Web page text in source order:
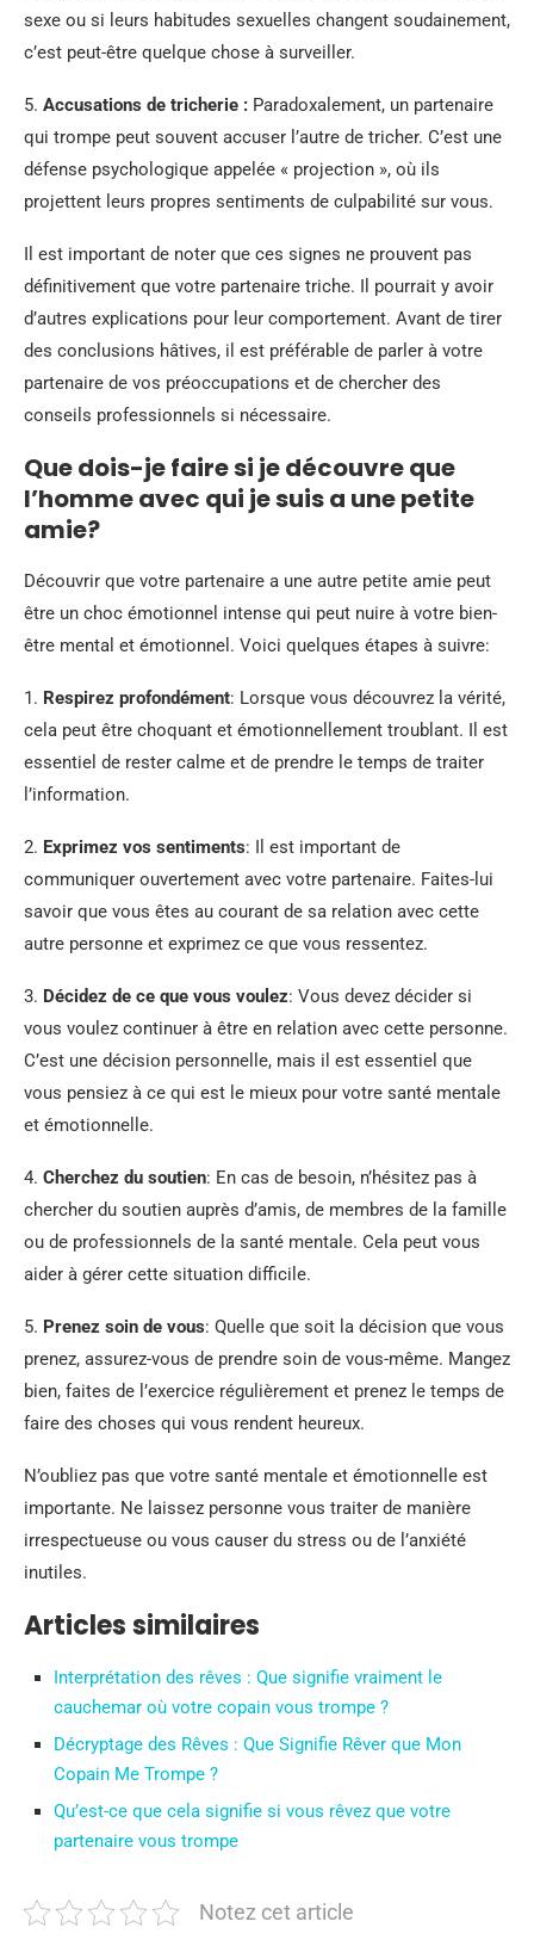
sexe ou si leurs habitudes sexuelles changent soudainement,
c’est peut-être quelque chose à surveiller.
5. Accusations de tricherie : Paradoxalement, un partenaire
qui trompe peut souvent accuser l’autre de tricher. C’est une
défense psychologique appelée « projection », où ils
projettent leurs propres sentiments de culpabilité sur vous.
Il est important de noter que ces signes ne prouvent pas
définitivement que votre partenaire triche. Il pourrait y avoir
d’autres explications pour leur comportement. Avant de tirer
des conclusions hâtives, il est préférable de parler à votre
partenaire de vos préoccupations et de chercher des
conseils professionnels si nécessaire.
Que dois-je faire si je découvre que
l’homme avec qui je suis a une petite
amie?
Découvrir que votre partenaire a une autre petite amie peut
être un choc émotionnel intense qui peut nuire à votre bien-
être mental et émotionnel. Voici quelques étapes à suivre:
1. Respirez profondément: Lorsque vous découvrez la vérité,
cela peut être choquant et émotionnellement troublant. Il est
essentiel de rester calme et de prendre le temps de traiter
l’information.
2. Exprimez vos sentiments: Il est important de
communiquer ouvertement avec votre partenaire. Faites-lui
savoir que vous êtes au courant de sa relation avec cette
autre personne et exprimez ce que vous ressentez.
3. Décidez de ce que vous voulez: Vous devez décider si
vous voulez continuer à être en relation avec cette personne.
C’est une décision personnelle, mais il est essentiel que
vous pensiez à ce qui est le mieux pour votre santé mentale
et émotionnelle.
4. Cherchez du soutien: En cas de besoin, n’hésitez pas à
chercher du soutien auprès d’amis, de membres de la famille
ou de professionnels de la santé mentale. Cela peut vous
aider à gérer cette situation difficile.
5. Prenez soin de vous: Quelle que soit la décision que vous
prenez, assurez-vous de prendre soin de vous-même. Mangez
bien, faites de l’exercice régulièrement et prenez le temps de
faire des choses qui vous rendent heureux.
N’oubliez pas que votre santé mentale et émotionnelle est
importante. Ne laissez personne vous traiter de manière
irrespectueuse ou vous causer du stress ou de l’anxiété
inutiles.
Articles similaires
Interprétation des rêves : Que signifie vraiment le
cauchemar où votre copain vous trompe ?
Décryptage des Rêves : Que Signifie Rêver que Mon
Copain Me Trompe ?
Qu’est-ce que cela signifie si vous rêvez que votre
partenaire vous trompe
Notez cet article